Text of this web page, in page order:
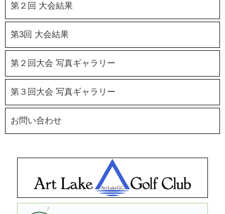
第２回 大会結果
第3回 大会結果
第２回大会 写真ギャラリー
第３回大会 写真ギャラリー
お問い合わせ